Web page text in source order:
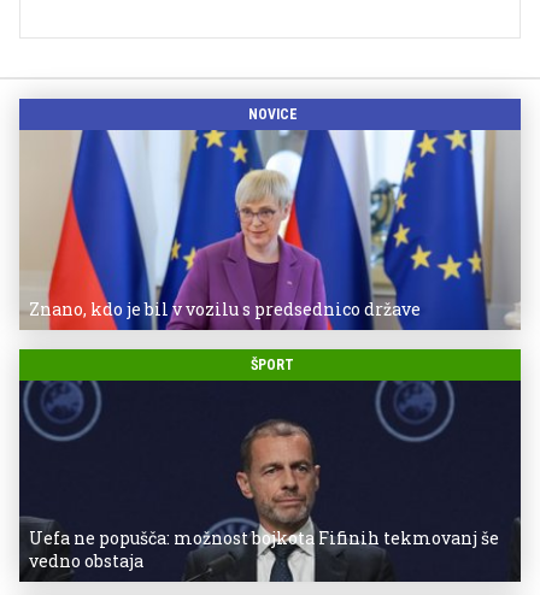
NOVICE
Znano, kdo je bil v vozilu s predsednico države
ŠPORT
Uefa ne popušča: možnost bojkota Fifinih tekmovanj še
vedno obstaja